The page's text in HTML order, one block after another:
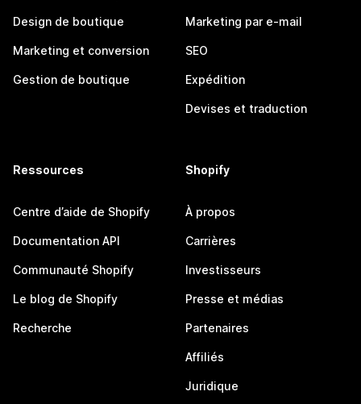
Design de boutique
Marketing et conversion
Gestion de boutique
Marketing par e-mail
SEO
Expédition
Devises et traduction
Ressources
Centre d’aide de Shopify
Documentation API
Communauté Shopify
Le blog de Shopify
Recherche
Shopify
À propos
Carrières
Investisseurs
Presse et médias
Partenaires
Affiliés
Juridique